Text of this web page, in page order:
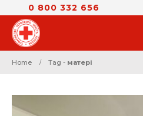
0 800 332 656
Home Tag - матері